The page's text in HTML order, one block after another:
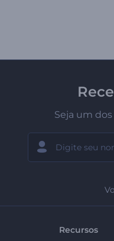
Seja um
Recursos